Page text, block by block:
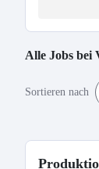
Alle Jobs bei
Sortieren nach